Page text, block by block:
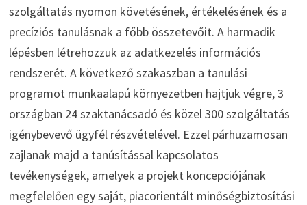
szolgáltatás nyomon követésének, értékelésének és a
precíziós tanulásnak a főbb összetevőit. A harmadik
lépésben létrehozzuk az adatkezelés információs
rendszerét. A következő szakaszban a tanulási
programot munkaalapú környezetben hajtjuk végre, 3
országban 24 szaktanácsadó és közel 300 szolgáltatás
igénybevevő ügyfél részvételével. Ezzel párhuzamosan
zajlanak majd a tanúsítással kapcsolatos
tevékenységek, amelyek a projekt koncepciójának
megfelelően egy saját, piacorientált minőségbiztosítási